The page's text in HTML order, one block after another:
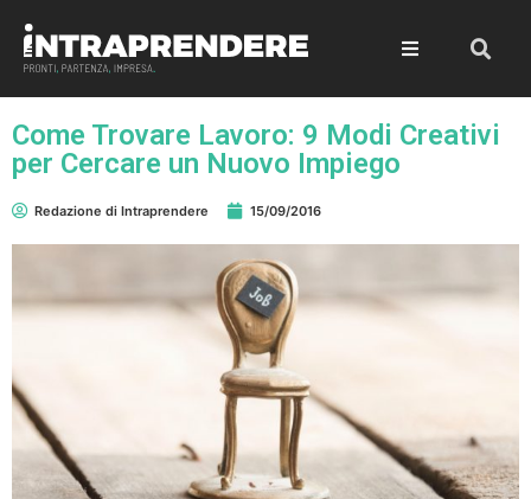
Come Trovare Lavoro: 9 Modi Creativi
per Cercare un Nuovo Impiego
Redazione di Intraprendere 15/09/2016